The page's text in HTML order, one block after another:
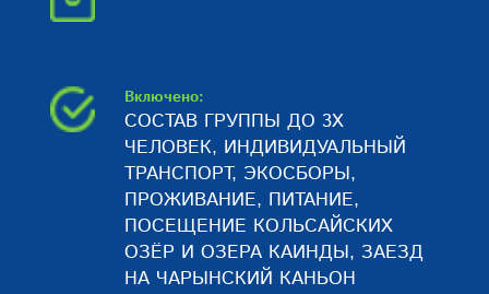
Включено:
СОСТАВ ГРУППЫ ДО 3Х
ЧЕЛОВЕК, ИНДИВИДУАЛЬНЫЙ
ТРАНСПОРТ, ЭКОСБОРЫ,
ПРОЖИВАНИЕ, ПИТАНИЕ,
ПОСЕЩЕНИЕ КОЛЬСАЙСКИХ
ОЗЁР И ОЗЕРА КАИНДЫ, ЗАЕЗД
НА ЧАРЫНСКИЙ КАНЬОН